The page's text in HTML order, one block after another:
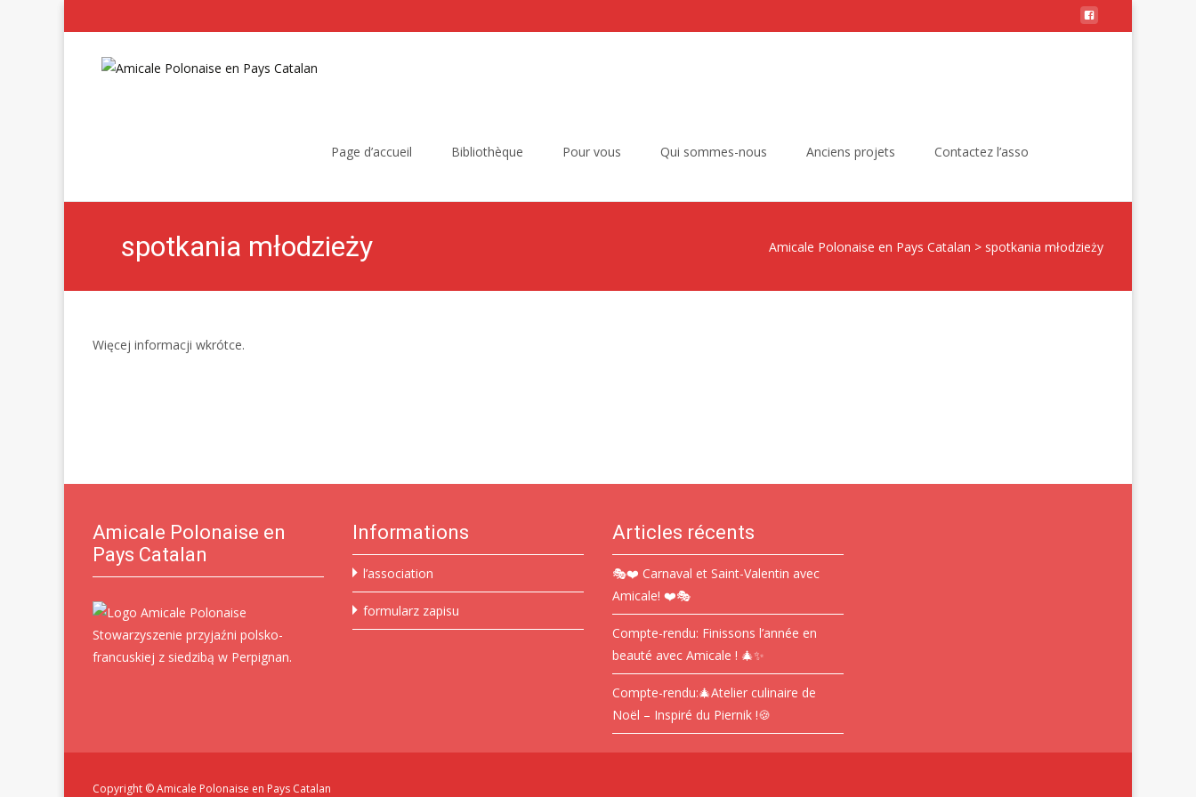
Page d’accueil Bibliothèque Pour vous Qui sommes-nous Anciens projets Contactez l’asso
spotkania młodzieży Amicale Polonaise en Pays Catalan > spotkania młodzieży
Więcej informacji wkrótce.
Amicale Polonaise en
Pays Catalan
Stowarzyszenie przyjaźni polsko-
francuskiej z siedzibą w Perpignan.
Informations
l’association
formularz zapisu
Articles récents
🎭❤️ Carnaval et Saint-Valentin avec
Amicale! ❤️🎭
Compte-rendu: Finissons l’année en
beauté avec Amicale ! 🎄✨
Compte-rendu:🎄Atelier culinaire de
Noël – Inspiré du Piernik !🍪
Copyright © Amicale Polonaise en Pays Catalan